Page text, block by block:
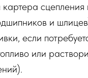
сцепления
и
если
или